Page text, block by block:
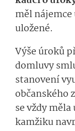
měl
uložené.
Výše úroků
domluvy
stanovení
občanského
sevždyměla
kamžikuna